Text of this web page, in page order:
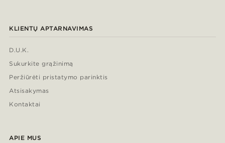
KLIENTŲ APTARNAVIMAS
D.U.K.
Sukurkite grąžinimą
Peržiūrėti pristatymo parinktis
Atsisakymas
Kontaktai
APIE MUS